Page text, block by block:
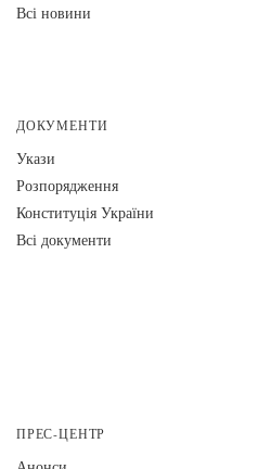
Всі новини
ДОКУМЕНТИ
Укази
Розпорядження
Конституція України
Всі документи
ПРЕС-ЦЕНТР